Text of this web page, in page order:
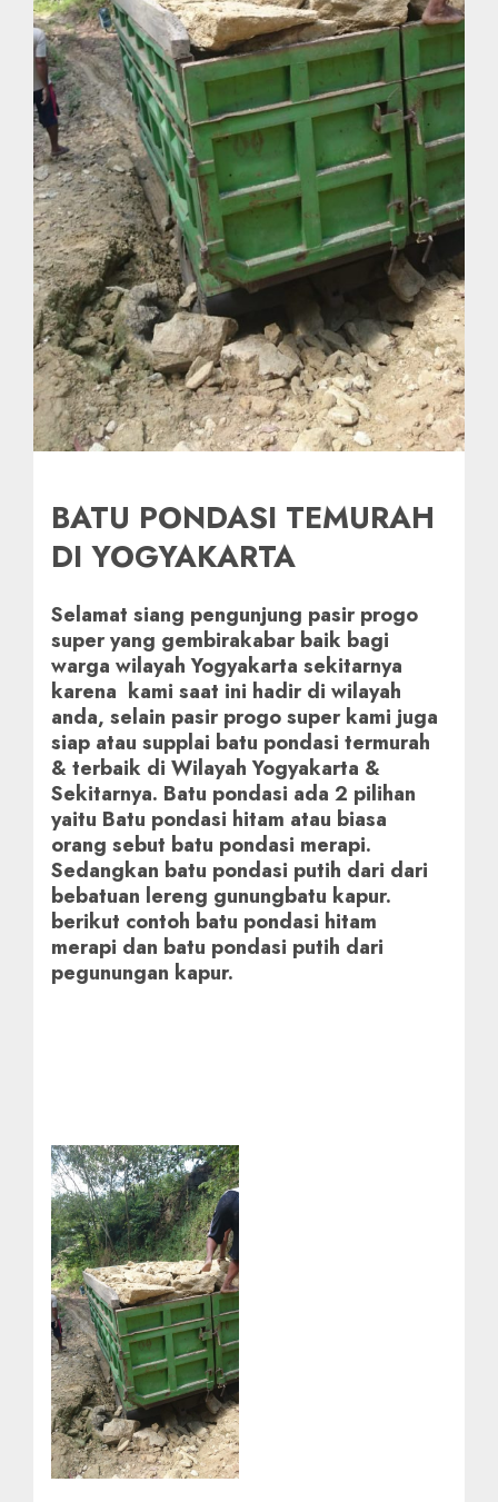
BATU PONDASI TEMURAH
DI YOGYAKARTA
Selamat siang pengunjung pasir progo
super yang gembirakabar baik bagi
warga wilayah Yogyakarta sekitarnya
karena kami saat ini hadir di wilayah
anda, selain pasir progo super kami juga
siap atau supplai batu pondasi termurah
& terbaik di Wilayah Yogyakarta &
Sekitarnya. Batu pondasi ada 2 pilihan
yaitu Batu pondasi hitam atau biasa
orang sebut batu pondasi merapi.
Sedangkan batu pondasi putih dari dari
bebatuan lereng gunungbatu kapur.
berikut contoh batu pondasi hitam
merapi dan batu pondasi putih dari
pegunungan kapur.